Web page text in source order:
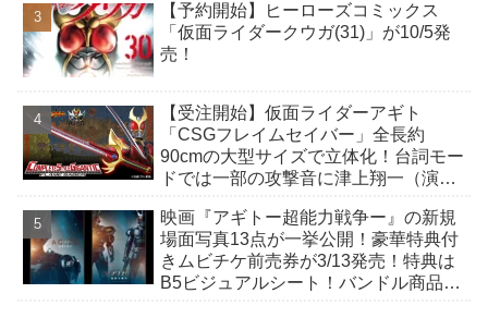
【予約開始】ヒーローズコミックス
「仮面ライダークウガ(31)」が10/5発
売！
【受注開始】仮面ライダーアギト
「CSGフレイムセイバー」全長約
90cmの大型サイズで立体化！台詞モー
ドでは一部の攻撃音に津上翔一（演：
映画『アギトー超能力戦争ー』の新規
場面写真13点が一挙公開！豪華特典付
きムビチケ前売券が3/13発売！特典は
B5ビジュアルシート！バンドル商品付